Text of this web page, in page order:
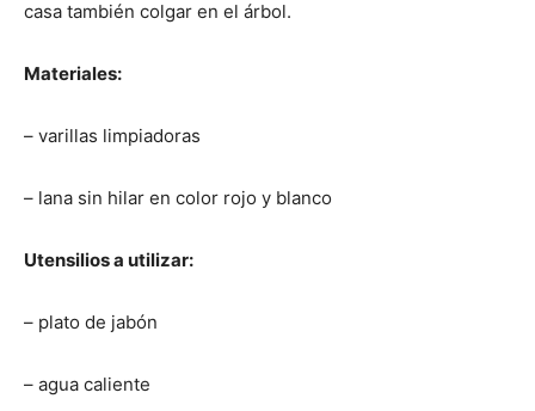
casa también colgar en el árbol.
Materiales:
– varillas limpiadoras
– lana sin hilar en color rojo y blanco
Utensilios a utilizar:
– plato de jabón
– agua caliente